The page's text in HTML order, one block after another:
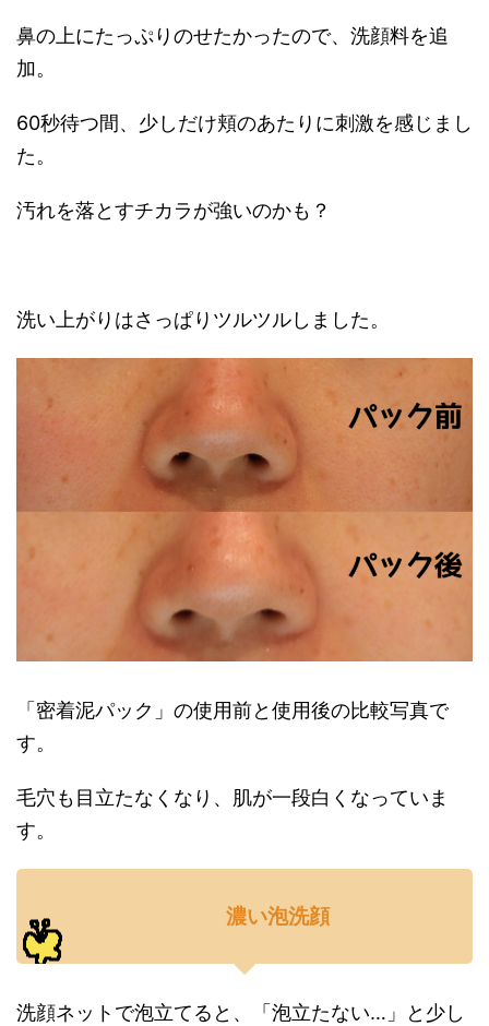
鼻の上にたっぷりのせたかったので、洗顔料を追
加。
60秒待つ間、少しだけ頬のあたりに刺激を感じまし
た。
汚れを落とすチカラが強いのかも？
洗い上がりはさっぱりツルツルしました。
「密着泥パック」の使用前と使用後の比較写真で
す。
毛穴も目立たなくなり、肌が一段白くなっていま
す。
濃い泡洗顔
洗顔ネットで泡立てると、「泡立たない…」と少し